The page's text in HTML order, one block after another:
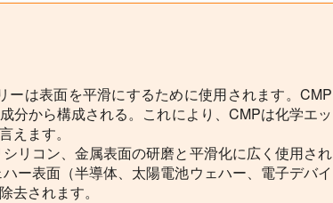
ーは表面を平滑にするために使用されます。CMP
分から構成される。これにより、CMPは化学エッ
えます。
リコン、金属表面の研磨と平滑化に広く使用され
ー表面（半導体、太陽電池ウェハー、電子デバイ
去されます。